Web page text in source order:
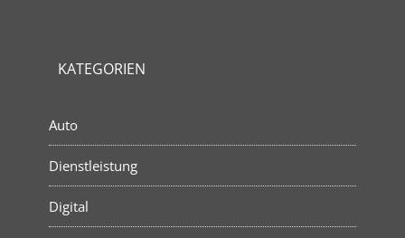
KATEGORIEN
Auto
Dienstleistung
Digital